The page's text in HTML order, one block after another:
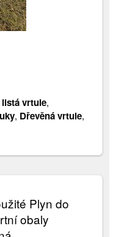
listá vrtule,
, Dřevěná vrtule,
Plyn do
obaly